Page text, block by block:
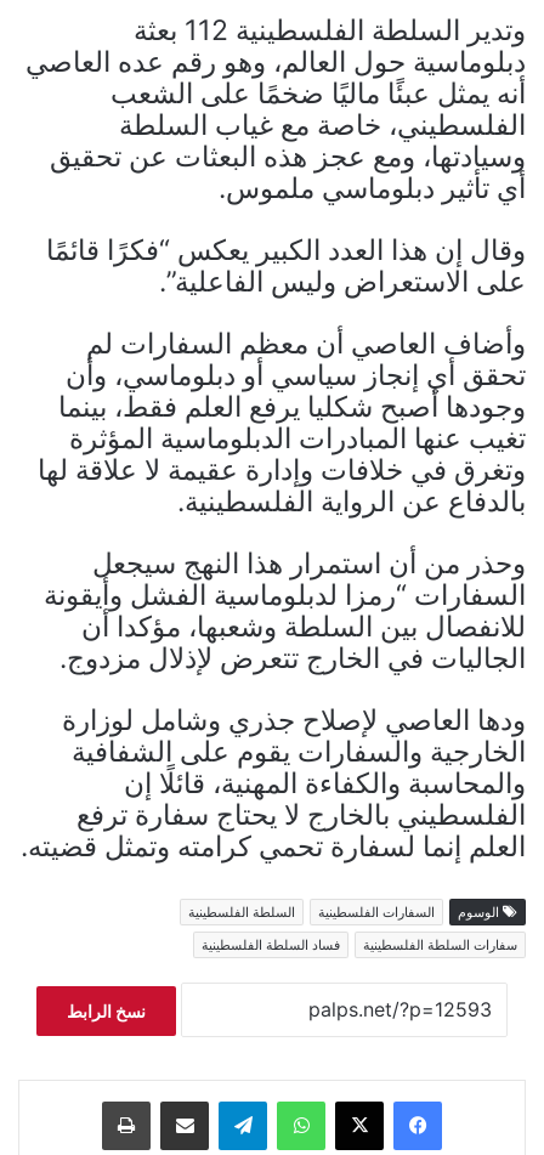
وتدير السلطة الفلسطينية 112 بعثة
دبلوماسية حول العالم، وهو رقم عده العاصي
أنه يمثل عبئًا ماليًا ضخمًا على الشعب
الفلسطيني، خاصة مع غياب السلطة
وسيادتها، ومع عجز هذه البعثات عن تحقيق
أي تأثير دبلوماسي ملموس.
وقال إن هذا العدد الكبير يعكس “فكرًا قائمًا
على الاستعراض وليس الفاعلية”.
وأضاف العاصي أن معظم السفارات لم
تحقق أي إنجاز سياسي أو دبلوماسي، وأن
وجودها أصبح شكليا يرفع العلم فقط، بينما
تغيب عنها المبادرات الدبلوماسية المؤثرة
وتغرق في خلافات وإدارة عقيمة لا علاقة لها
بالدفاع عن الرواية الفلسطينية.
وحذر من أن استمرار هذا النهج سيجعل
السفارات “رمزا لدبلوماسية الفشل وأيقونة
للانفصال بين السلطة وشعبها، مؤكدا أن
الجاليات في الخارج تتعرض لإذلال مزدوج.
ودها العاصي لإصلاح جذري وشامل لوزارة
الخارجية والسفارات يقوم على الشفافية
والمحاسبة والكفاءة المهنية، قائلًا إن
الفلسطيني بالخارج لا يحتاج سفارة ترفع
العلم إنما لسفارة تحمي كرامته وتمثل قضيته.
الوسوم السفارات الفلسطينية
السلطة الفلسطينية
سفارات السلطة الفلسطينية
فساد السلطة الفلسطينية
نسخ الرابط
فيسبوك ‫X واتساب تيلقرام مشاركة عبر البريد طباعة